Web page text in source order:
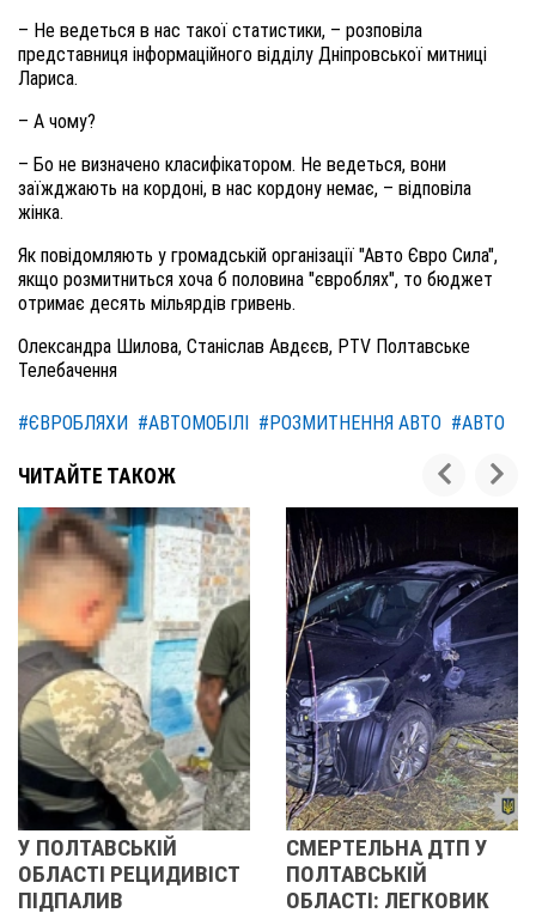
– Не ведеться в нас такої статистики, – розповіла
представниця інформаційного відділу Дніпровської митниці
Лариса.
– А чому?
– Бо не визначено класифікатором. Не ведеться, вони
заїжджають на кордоні, в нас кордону немає, – відповіла
жінка.
Як повідомляють у громадській організації "Авто Євро Сила",
якщо розмитниться хоча б половина "євроблях", то бюджет
отримає десять мільярдів гривень.
Олександра Шилова, Станіслав Авдєєв, PTV Полтавське
Телебачення
#ЄВРОБЛЯХИ #АВТОМОБІЛІ #РОЗМИТНЕННЯ АВТО #АВТО
ЧИТАЙТЕ ТАКОЖ
СМЕРТЕЛЬНА ДТП У
ПОЛТАВСЬКІЙ
ОБЛАСТІ: ЛЕГКОВИК
ПОЛТАВСЬКА
РАДА ПЕРЕДАЛА
ВІЙСЬКОВИМ